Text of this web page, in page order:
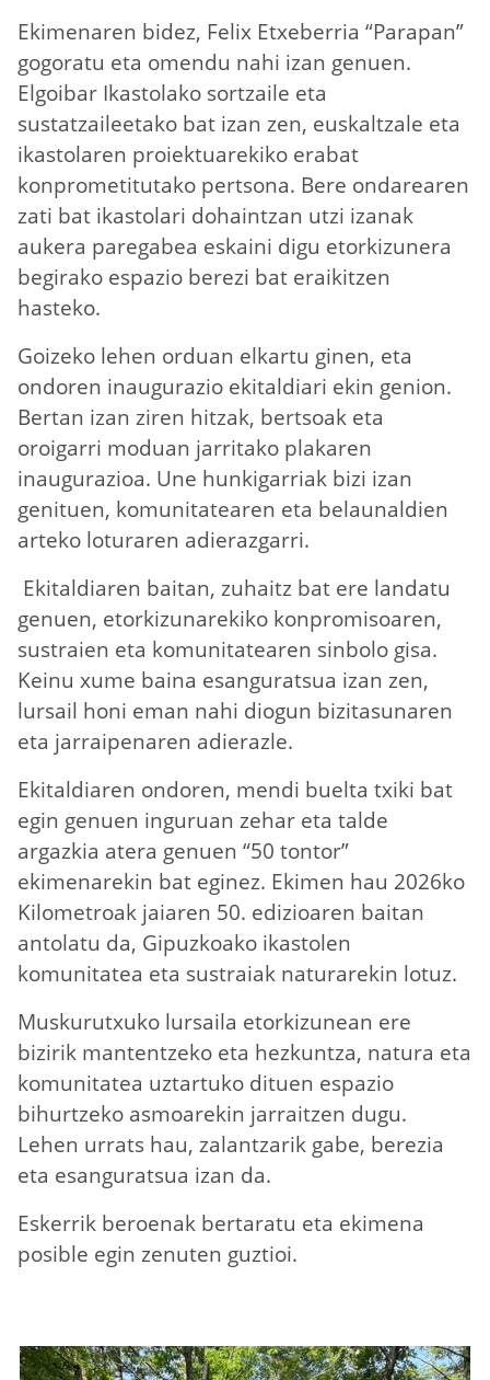
Ekimenaren bidez, Felix Etxeberria “Parapan”
gogoratu eta omendu nahi izan genuen.
Elgoibar Ikastolako sortzaile eta
sustatzaileetako bat izan zen, euskaltzale eta
ikastolaren proiektuarekiko erabat
konprometitutako pertsona. Bere ondarearen
zati bat ikastolari dohaintzan utzi izanak
aukera paregabea eskaini digu etorkizunera
begirako espazio berezi bat eraikitzen
hasteko.
Goizeko lehen orduan elkartu ginen, eta
ondoren inaugurazio ekitaldiari ekin genion.
Bertan izan ziren hitzak, bertsoak eta
oroigarri moduan jarritako plakaren
inaugurazioa. Une hunkigarriak bizi izan
genituen, komunitatearen eta belaunaldien
arteko loturaren adierazgarri.
Ekitaldiaren baitan, zuhaitz bat ere landatu
genuen, etorkizunarekiko konpromisoaren,
sustraien eta komunitatearen sinbolo gisa.
Keinu xume baina esanguratsua izan zen,
lursail honi eman nahi diogun bizitasunaren
eta jarraipenaren adierazle.
Ekitaldiaren ondoren, mendi buelta txiki bat
egin genuen inguruan zehar eta talde
argazkia atera genuen “50 tontor”
ekimenarekin bat eginez. Ekimen hau 2026ko
Kilometroak jaiaren 50. edizioaren baitan
antolatu da, Gipuzkoako ikastolen
komunitatea eta sustraiak naturarekin lotuz.
Muskurutxuko lursaila etorkizunean ere
bizirik mantentzeko eta hezkuntza, natura eta
komunitatea uztartuko dituen espazio
bihurtzeko asmoarekin jarraitzen dugu.
Lehen urrats hau, zalantzarik gabe, berezia
eta esanguratsua izan da.
Eskerrik beroenak bertaratu eta ekimena
posible egin zenuten guztioi.